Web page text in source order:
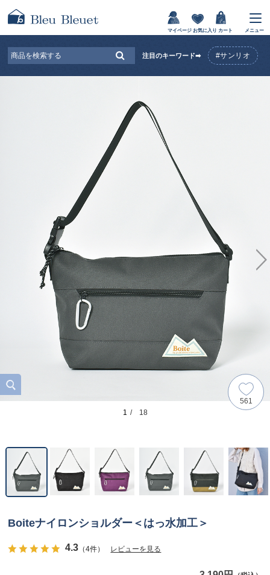
マイページ お気に入り カート メニュー
注目のキーワード➡ #サンリオ
1 / 18
561
Boiteナイロンショルダー＜はっ水加工＞
4.3 （4件） レビューを見る